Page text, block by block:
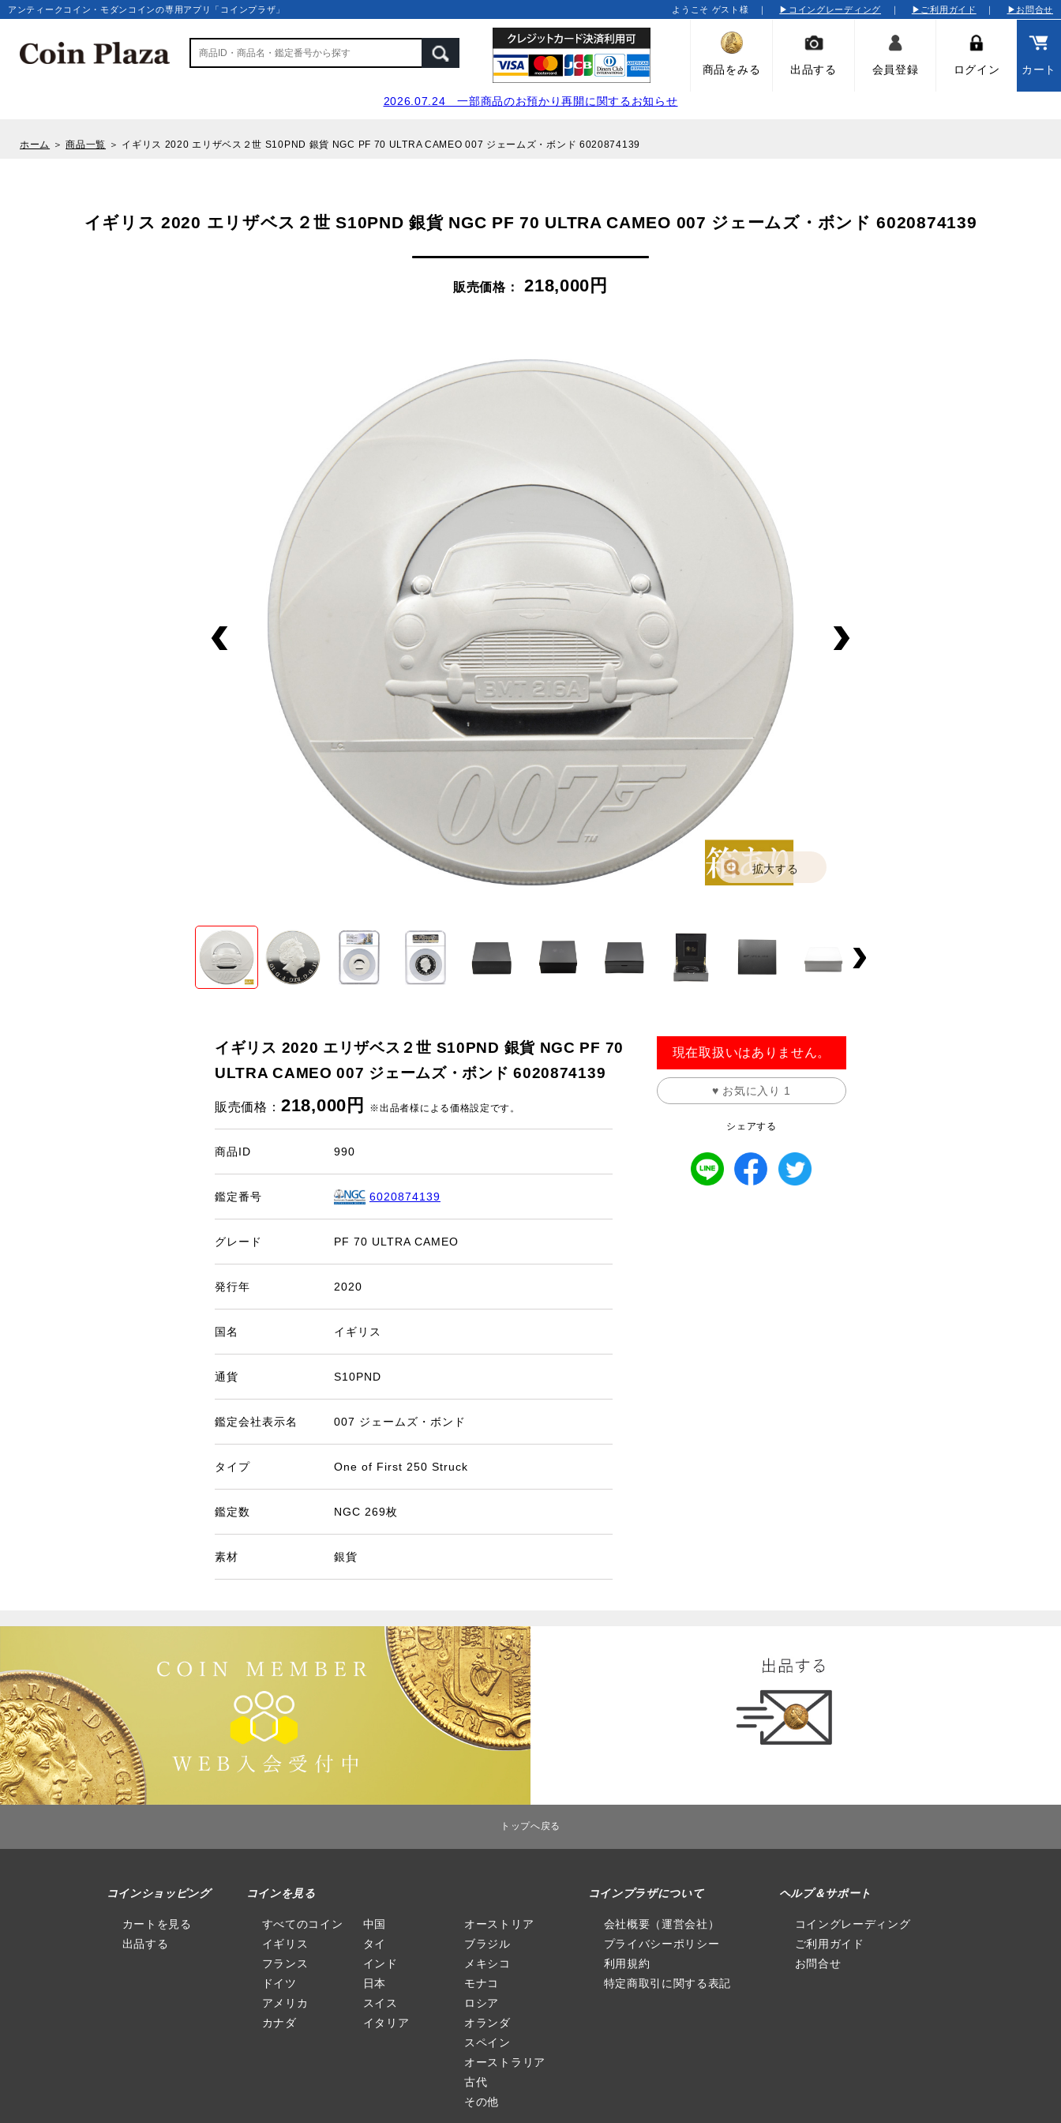
アンティークコイン・モダンコインの専用アプリ「コインプラザ」 ようこそ ゲスト様 ｜ ▶コイングレーディング ｜ ▶ご利用ガイド ｜ ▶お問合せ
商品をみる 出品する 会員登録 ログイン カート
2026.07.24 一部商品のお預かり再開に関するお知らせ
ホーム ＞商品一覧 ＞ イギリス 2020 エリザベス２世 S10PND 銀貨 NGC PF 70 ULTRA CAMEO 007 ジェームズ・ボンド 6020874139
イギリス 2020 エリザベス２世 S10PND 銀貨 NGC PF 70 ULTRA CAMEO 007 ジェームズ・ボンド 6020874139
販売価格： 218,000円
拡大する
イギリス 2020 エリザベス２世 S10PND 銀貨 NGC PF 70
ULTRA CAMEO 007 ジェームズ・ボンド 6020874139
販売価格： 218,000円 ※出品者様による価格設定です。
商品ID 990
鑑定番号 6020874139
グレード PF 70 ULTRA CAMEO
発行年 2020
国名 イギリス
通貨 S10PND
鑑定会社表示名 007 ジェームズ・ボンド
タイプ One of First 250 Struck
鑑定数 NGC 269枚
素材 銀貨
現在取扱いはありません。
♥ お気に入り 1
シェアする
トップへ戻る
コインショッピング
カートを見る
出品する
コインを見る
すべてのコイン
イギリス
フランス
ドイツ
アメリカ
カナダ
中国
タイ
インド
日本
スイス
イタリア
オーストリア
ブラジル
メキシコ
モナコ
ロシア
オランダ
スペイン
オーストラリア
古代
その他
コインプラザについて
会社概要（運営会社）
プライバシーポリシー
利用規約
特定商取引に関する表記
ヘルプ＆サポート
コイングレーディング
ご利用ガイド
お問合せ